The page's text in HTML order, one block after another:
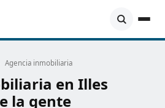
Agencia inmobiliaria
en Illes
la gente